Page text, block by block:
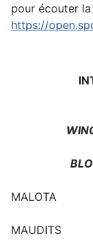
pour écouter
https://
MALOTA
MAUDITS